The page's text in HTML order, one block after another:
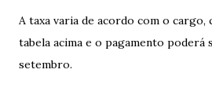
A taxa varia de acordo com o cargo,
tabela acima e o pagamento poderá
setembro.